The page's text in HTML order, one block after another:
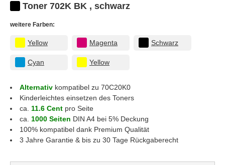
Toner 702K BK , schwarz
weitere Farben:
Yellow Magenta Schwarz
Cyan Yellow
Alternativ kompatibel zu 70C20K0
Kinderleichtes einsetzen des Toners
ca. 11.6 Cent pro Seite
ca. 1000 Seiten DIN A4 bei 5% Deckung
100% kompatibel dank Premium Qualität
3 Jahre Garantie & bis zu 30 Tage Rückgaberecht